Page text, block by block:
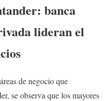
banca
lideran el
de negocio que
se observa que los mayores